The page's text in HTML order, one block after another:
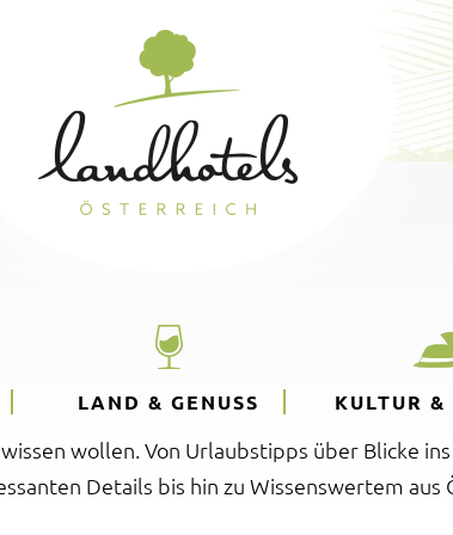
LAND & GENUSS KULTUR &
wollen. Von Urlaubstipps über Blicke
Details bis hin zu Wissenswertem aus